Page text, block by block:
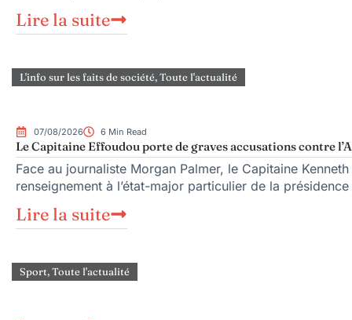
Lire la suite
L'info sur les faits de société,Toute l'actualité
07/08/2026 6 Min Read
Le Capitaine Effoudou porte de graves accusations contre
Face au journaliste Morgan Palmer, le Capitaine
renseignement à l’état-major particulier de la
Lire la suite
Sport,Toute l'actualité